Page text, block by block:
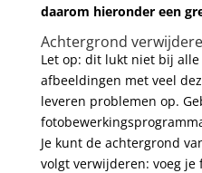
daarom hieronder een
Achtergrond
Let op: dit lukt niet bij
afbeeldingen met veel
leveren problemen op.
Je kunt de achtergrond
volgt verwijderen: voeg